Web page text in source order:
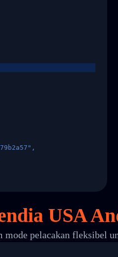
USA
mode pelacakan fleksibel